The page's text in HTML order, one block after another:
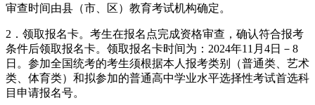
审查时间由县（市、区）教育考试机构确定。
2．领取报名卡。考生在报名点完成资格审查，确认符合报考
条件后领取报名卡。领取报名卡时间为：2024年11月4日－8
日。参加全国统考的考生须根据本人报考类别（普通类、艺术
类、体育类）和拟参加的普通高中学业水平选择性考试首选科
目申请报名号。